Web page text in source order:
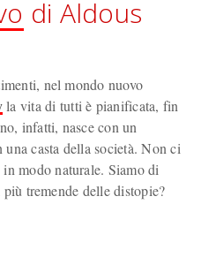
di Aldous
nel mondo nuovo
la vita di tutti è pianificata, fin
infatti, nasce con un
casta della società. Non ci
modo naturale. Siamo di
tremende delle distopie?